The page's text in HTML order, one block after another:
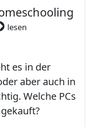
lesen
es in der
aber auch in
Welche PCs